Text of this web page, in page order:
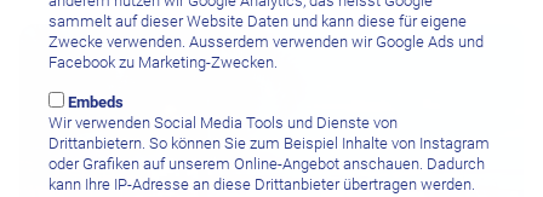
sammelt auf dieser Website Daten und kann diese für eigene
Zwecke verwenden. Ausserdem verwenden wir Google Ads und
Facebook zu Marketing-Zwecken.
Embeds
Wir verwenden Social Media Tools und Dienste von
Drittanbietern. So können Sie zum Beispiel Inhalte von Instagram
oder Grafiken auf unserem Online-Angebot anschauen. Dadurch
kann Ihre IP-Adresse an diese Drittanbieter übertragen werden.